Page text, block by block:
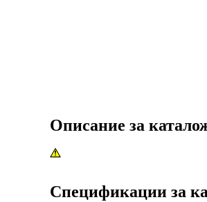
Описание за
Спецификации за